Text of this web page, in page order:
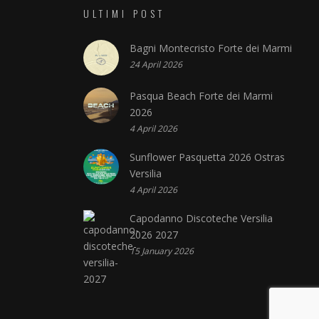
ULTIMI POST
Bagni Montecristo Forte dei Marmi
24 April 2026
Pasqua Beach Forte dei Marmi
2026
4 April 2026
Sunflower Pasquetta 2026 Ostras
Versilia
4 April 2026
Capodanno Discoteche Versilia
2026 2027
15 January 2026